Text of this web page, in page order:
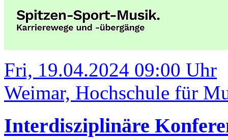
Fri, 19.04.2024 09:00 Uhr
Weimar, Hochschule für
Interdisziplinäre